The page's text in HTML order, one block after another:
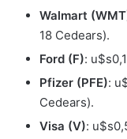
Walmart
18 Cedears).
Ford (F):
Pfizer (PFE):
Cedears).
Visa (V):